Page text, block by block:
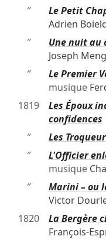
″
Le Petit
Adrien
″
Une nuit au
Joseph
″
Le Premier
musique
1819
Les Époux
confidences
″
Les
″
L'Officier
musique
″
Marini – ou
Victor
1820
La Bergère
François-